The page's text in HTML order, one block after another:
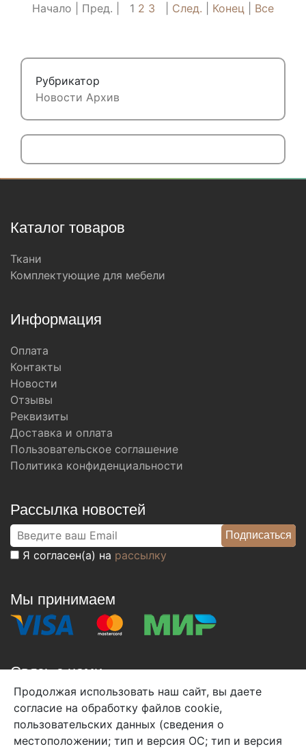
Начало
Пред. 1 2 3 След. Конец Все
Рубрикатор
Новости Архив
Каталог товаров
Ткани
Комплектующие для мебели
Информация
Оплата
Контакты
Новости
Отзывы
Реквизиты
Доставка и оплата
Пользовательское соглашение
Политика конфиденциальности
Рассылка новостей
Я согласен(а) на рассылку
Мы принимаем
Связь с нами
+7 (495) 933-38-08
info@arben-textile.ru- оптовые продажи
Продолжая использовать наш сайт, вы даете
согласие на обработку файлов cookie,
пользовательских данных (сведения о
местоположении; тип и версия ОС; тип и версия